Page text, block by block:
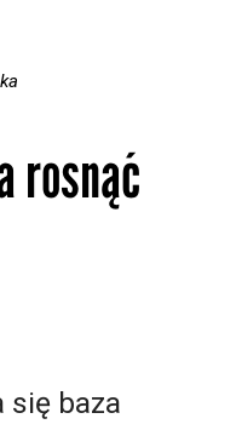
rosnąć
się baza